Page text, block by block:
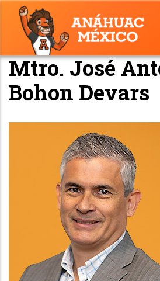
Skip
content
de
y
Mtro. José
Bohon Devars